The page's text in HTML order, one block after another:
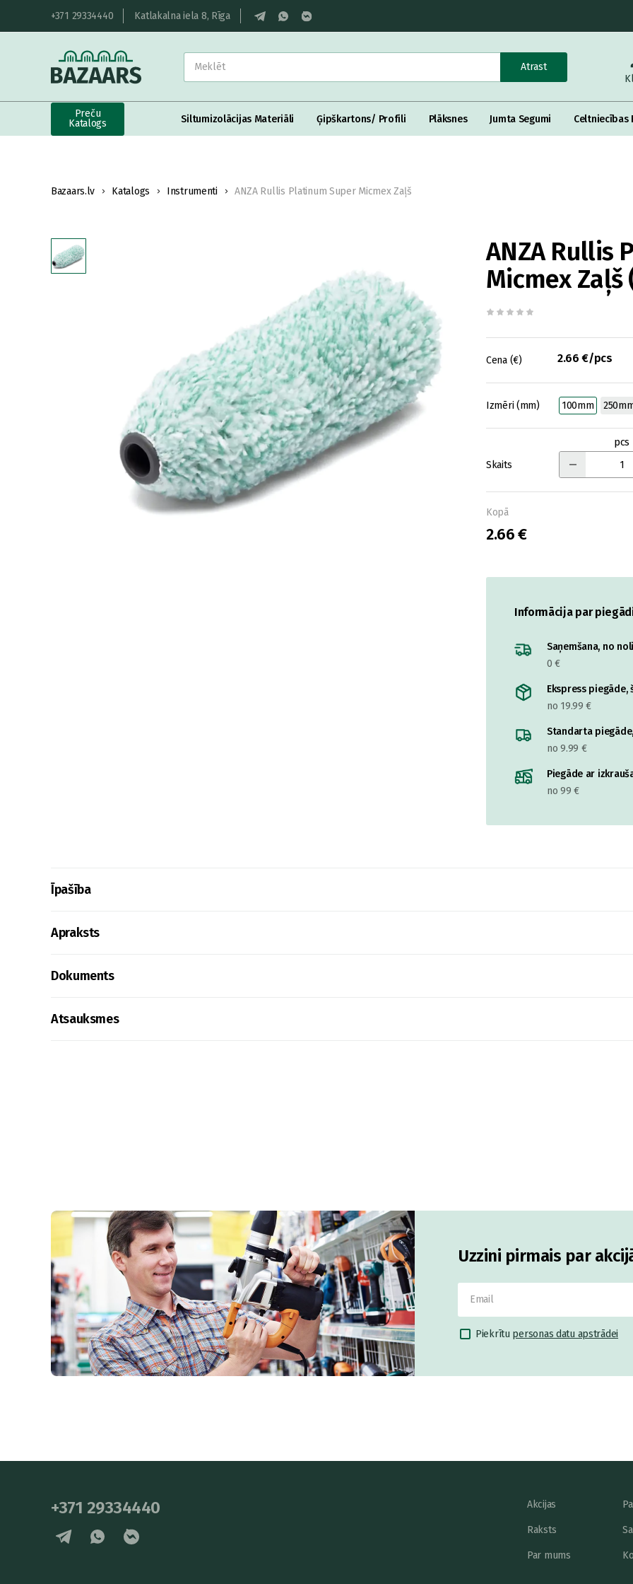
+371 29334440 Katlakalna iela 8, Rīga
Atrast
Preču
Katalogs
Siltumizolācijas Materiāli Ģipškartons/ Profili Plāksnes Jumta Segumi Celtniecības
Bazaars.lv Katalogs Instrumenti ANZA Rullis Platinum Super Micmex Zaļš
ANZA Rullis
Micmex Zaļš
Cena (€) 2.66 €/pcs
Izmēri (mm) 100mm
Skaits
pcs
Kopā
2.66 €
Informācija par
Saņemšana, no
0 €
Ekspress
no 19.99 €
Standarta
no 9.99 €
Piegāde ar
no 99 €
Īpašība
Apraksts
Dokuments
Atsauksmes
Uzzini pirmais par
Piekrītu personas datu apstrādei
+371 29334440 Akcijas
Raksts
Par mums